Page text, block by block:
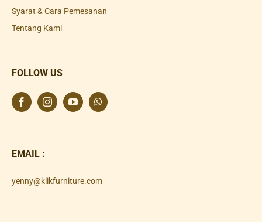
Syarat & Cara Pemesanan
Tentang Kami
FOLLOW US
EMAIL :
yenny@klikfurniture.com